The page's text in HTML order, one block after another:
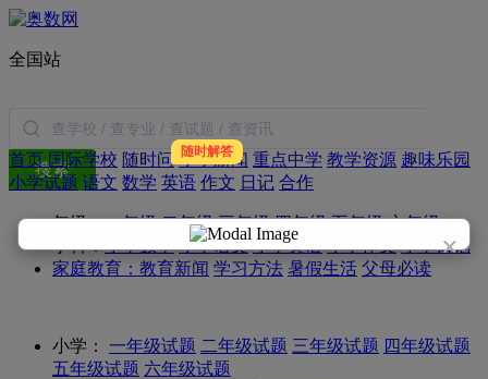
×
全国站
搜索
首页国际学校 随时问 随时解答
小学新闻 重点中学 教学资源 趣味乐园
小学试题 语文 数学 英语 作文 日记 合作
年级：一年级 二年级 三年级 四年级 五年级 六年级
学科：小学数学 小学语文 小学英语 小学作文 小学日记
家庭教育： 教育新闻 学习方法 暑假生活 父母必读
小学： 一年级试题 二年级试题 三年级试题 四年级试题
五年级试题 六年级试题